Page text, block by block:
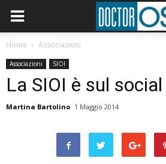
Home Associazioni
Associazioni SIOI
La SIOI è sul
Martina Bartolino 1 Maggio 2014